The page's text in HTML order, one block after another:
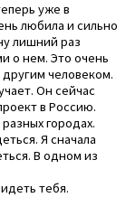
уже в
любила и сильно
лишний раз
о нем. Это очень
человеком.
Он сейчас
в Россию.
городах.
Я сначала
В одном из
тебя.